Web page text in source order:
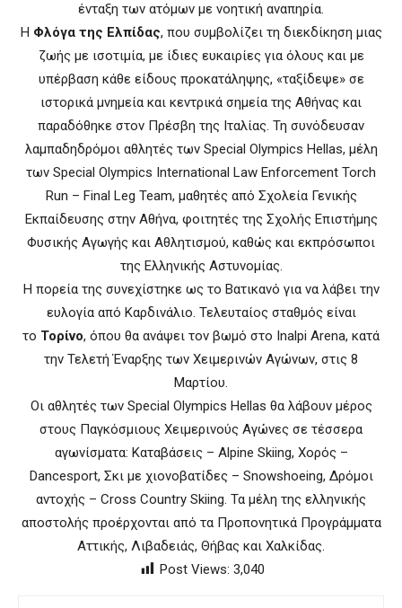
ένταξη των ατόμων με νοητική αναπηρία.
Η Φλόγα της Ελπίδας, που συμβολίζει τη διεκδίκηση μιας
ζωής με ισοτιμία, με ίδιες ευκαιρίες για όλους και με
υπέρβαση κάθε είδους προκατάληψης, «ταξίδεψε» σε
ιστορικά μνημεία και κεντρικά σημεία της Αθήνας και
παραδόθηκε στον Πρέσβη της Ιταλίας. Τη συνόδευσαν
λαμπαδηδρόμοι αθλητές των Special Olympics Hellas, μέλη
των Special Olympics International Law Enforcement Torch
Run – Final Leg Team, μαθητές από Σχολεία Γενικής
Εκπαίδευσης στην Αθήνα, φοιτητές της Σχολής Επιστήμης
Φυσικής Αγωγής και Αθλητισμού, καθώς και εκπρόσωποι
της Ελληνικής Αστυνομίας.
Η πορεία της συνεχίστηκε ως το Βατικανό για να λάβει την
ευλογία από Καρδινάλιο. Τελευταίος σταθμός είναι
το Τορίνο, όπου θα ανάψει τον βωμό στο Inalpi Arena, κατά
την Τελετή Έναρξης των Χειμερινών Αγώνων, στις 8
Μαρτίου.
Οι αθλητές των Special Olympics Hellas θα λάβουν μέρος
στους Παγκόσμιους Χειμερινούς Αγώνες σε τέσσερα
αγωνίσματα: Καταβάσεις – Alpine Skiing, Χορός –
Dancesport, Σκι με χιονοβατίδες – Snowshoeing, Δρόμοι
αντοχής – Cross Country Skiing. Τα μέλη της ελληνικής
αποστολής προέρχονται από τα Προπονητικά Προγράμματα
Αττικής, Λιβαδειάς, Θήβας και Χαλκίδας.
Post Views: 3,040